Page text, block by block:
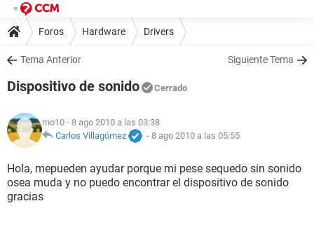
Foros Hardware Drivers
Tema Anterior Siguiente Tema
Dispositivo de sonido Cerrado
mo10 - 8 ago 2010 a las 03:38
Carlos Villagómez
- 8 ago 2010 a las 05:55
Hola, mepueden ayudar porque mi pese sequedo sin sonido
osea muda y no puedo encontrar el dispositivo de sonido
gracias